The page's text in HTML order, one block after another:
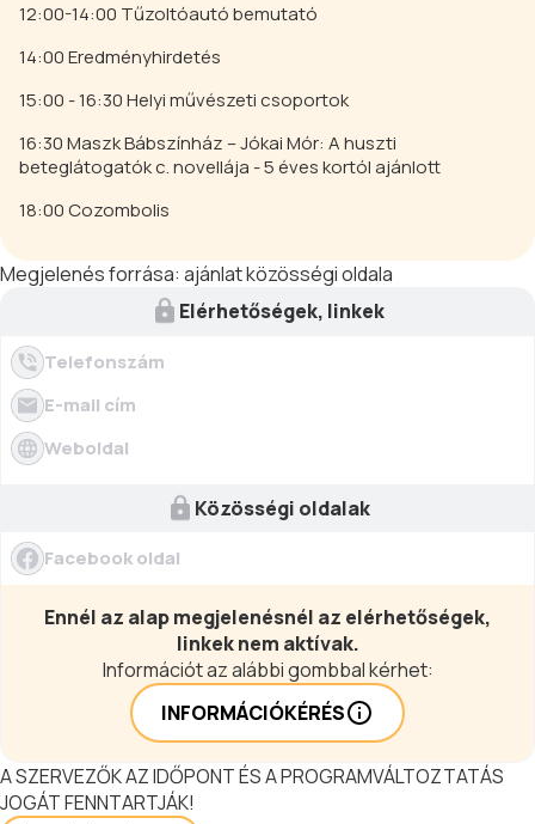
12:00-14:00 Tűzoltóautó bemutató
14:00 Eredményhirdetés
15:00 - 16:30 Helyi művészeti csoportok
16:30 Maszk Bábszínház – Jókai Mór: A huszti
beteglátogatók c. novellája - 5 éves kortól ajánlott
18:00 Cozombolis
Megjelenés forrása: ajánlat közösségi oldala
Elérhetőségek, linkek
Telefonszám
E-mail cím
Weboldal
Közösségi oldalak
Facebook oldal
Ennél az alap megjelenésnél az elérhetőségek,
linkek nem aktívak.
Információt az alábbi gombbal kérhet:
INFORMÁCIÓKÉRÉS
A SZERVEZŐK AZ IDŐPONT ÉS A PROGRAMVÁLTOZTATÁS
JOGÁT FENNTARTJÁK!